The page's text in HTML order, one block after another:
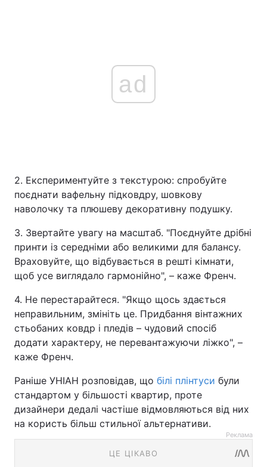
ad
2. Експериментуйте з текстурою: спробуйте
поєднати вафельну підковдру, шовкову
наволочку та плюшеву декоративну подушку.
3. Звертайте увагу на масштаб. "Поєднуйте дрібні
принти із середніми або великими для балансу.
Враховуйте, що відбувається в решті кімнати,
щоб усе виглядало гармонійно", – каже Френч.
4. Не перестарайтеся. "Якщо щось здається
неправильним, змініть це. Придбання вінтажних
стьобаних ковдр і пледів – чудовий спосіб
додати характеру, не перевантажуючи ліжко", –
каже Френч.
Раніше УНІАН розповідав, що білі плінтуси були
стандартом у більшості квартир, проте
дизайнери дедалі частіше відмовляються від них
на користь більш стильної альтернативи.
Реклама